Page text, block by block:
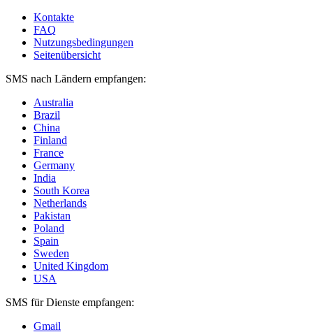
Kontakte
FAQ
Nutzungsbedingungen
Seitenübersicht
SMS nach Ländern empfangen:
Australia
Brazil
China
Finland
France
Germany
India
South Korea
Netherlands
Pakistan
Poland
Spain
Sweden
United Kingdom
USA
SMS für Dienste empfangen:
Gmail